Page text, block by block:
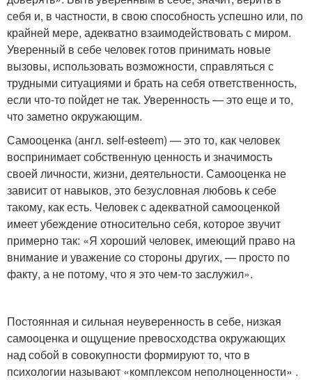
себя и, в частности, в свою способность успешно или, по
крайней мере, адекватно взаимодействовать с миром.
Уверенный в себе человек готов принимать новые
вызовы, использовать возможности, справляться с
трудными ситуациями и брать на себя ответственность,
если что-то пойдет не так. Уверенность — это еще и то,
что заметно окружающим.
Самооценка (англ. self-esteem) — это то, как человек
воспринимает собственную ценность и значимость
своей личности, жизни, деятельности. Самооценка не
зависит от навыков, это безусловная любовь к себе
такому, как есть. Человек с адекватной самооценкой
имеет убеждение относительно себя, которое звучит
примерно так: «Я хороший человек, имеющий право на
внимание и уважение со стороны других, — просто по
факту, а не потому, что я это чем-то заслужил».
Постоянная и сильная неуверенность в себе, низкая
самооценка и ощущение превосходства окружающих
над собой в совокупности формируют то, что в
психологии называют «комплексом неполноценности» .